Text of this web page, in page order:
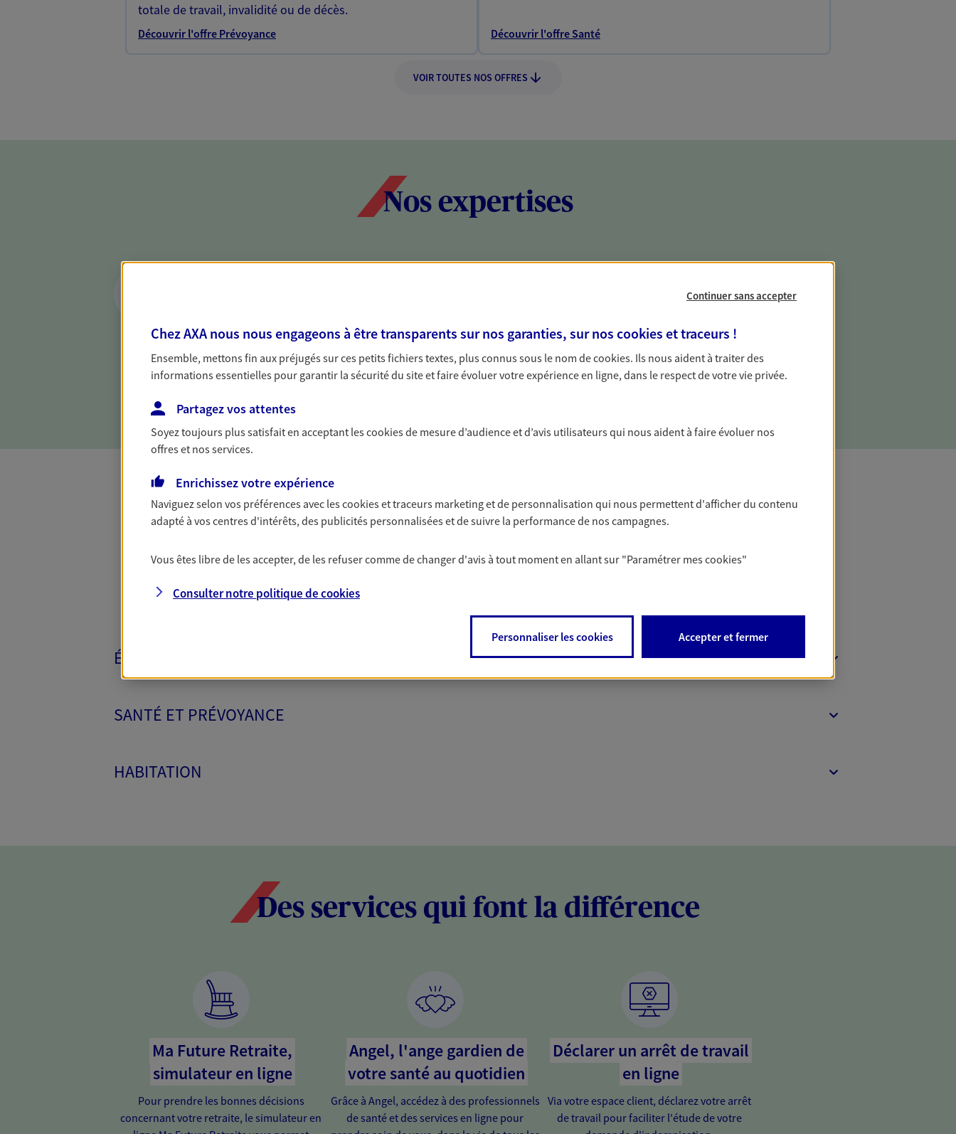
totale de travail, invalidité ou de décès.
Découvrir l'offre Prévoyance Découvrir l'offre Santé
VOIR TOUTES NOS OFFRES
Nos expertises
Parce qu'avant de définir une stratégie, il est nécessaire
d'établir un bon diagnostic, nous vous accompagnons pour
dresser un bilan complet de votre situation. Une analyse
solide pour vous formuler des conseils cohérents avec vos
Nous sommes à votre écoute pour vous proposer des
solutions assurantielles couvrant les risques liés à votre
activité, mais aussi les risques liés à votre vie privée. Un seul
interlocuteur pour tous vos besoins, ça change tout.
Toutes nos solutions AXA Épargne et Protection
ÉPARGNE ET RETRAITE
SANTÉ ET PRÉVOYANCE
HABITATION
Des services qui font la différence
Ma Future Retraite,
simulateur en ligne
Pour prendre les bonnes décisions
concernant votre retraite, le simulateur en
Angel, l'ange gardien de
votre santé au quotidien
Grâce à Angel, accédez à des professionnels
de santé et des services en ligne pour
Déclarer un arrêt de travail
en ligne
Via votre espace client, déclarez votre arrêt
de travail pour faciliter l'étude de votre
Continuer sans accepter
Chez AXA nous nous engageons à être transparents sur nos garanties, sur nos cookies et traceurs !
Ensemble, mettons fin aux préjugés sur ces petits fichiers textes, plus connus sous le nom decookies. Ils nous aident à traiter des
informations essentielles pour garantir la sécurité du site et faire évoluer votre expérience en ligne, dans le respect de votre vie privée.
Partagez vos attentes
Soyez toujours plus satisfait en acceptant lescookiesde mesure d’audience et d’avis utilisateurs qui nous aident à faire évoluer nos
offres et nos services.
Enrichissez votre expérience
Naviguez selon vos préférences avec lescookies et traceurs marketing et de personnalisation qui nous permettent d'afficher du contenu
adapté à vos centres d'intérêts, des publicités personnalisées et de suivre la performance de nos campagnes.
Vous êtes libre de les accepter, de les refuser comme de changer d'avis à tout moment en allant sur "Paramétrer mescookies"
Consulter notre politique decookies
Personnaliser les cookies Accepter et fermer